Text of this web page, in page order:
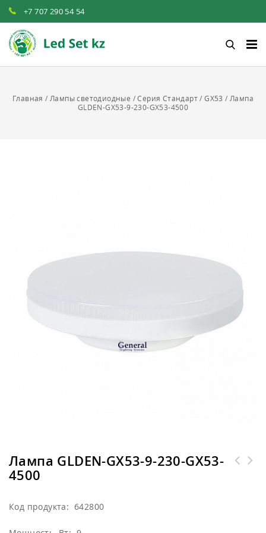
+7 707 290 54 54‬
Главная / Лампы светодиодные /Серия Стандарт/GX53 /Лампа
GLDEN-GX53-9-230-GX53-4500
Лампа GLDEN-GX53-9-230-GX53-
4500
Код продукта: 642800